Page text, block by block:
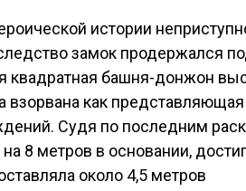
истории
замок продержался
квадратная башня-донжон
взорвана как
Судя по последним
8 метров в основании,
около 4,5 метров